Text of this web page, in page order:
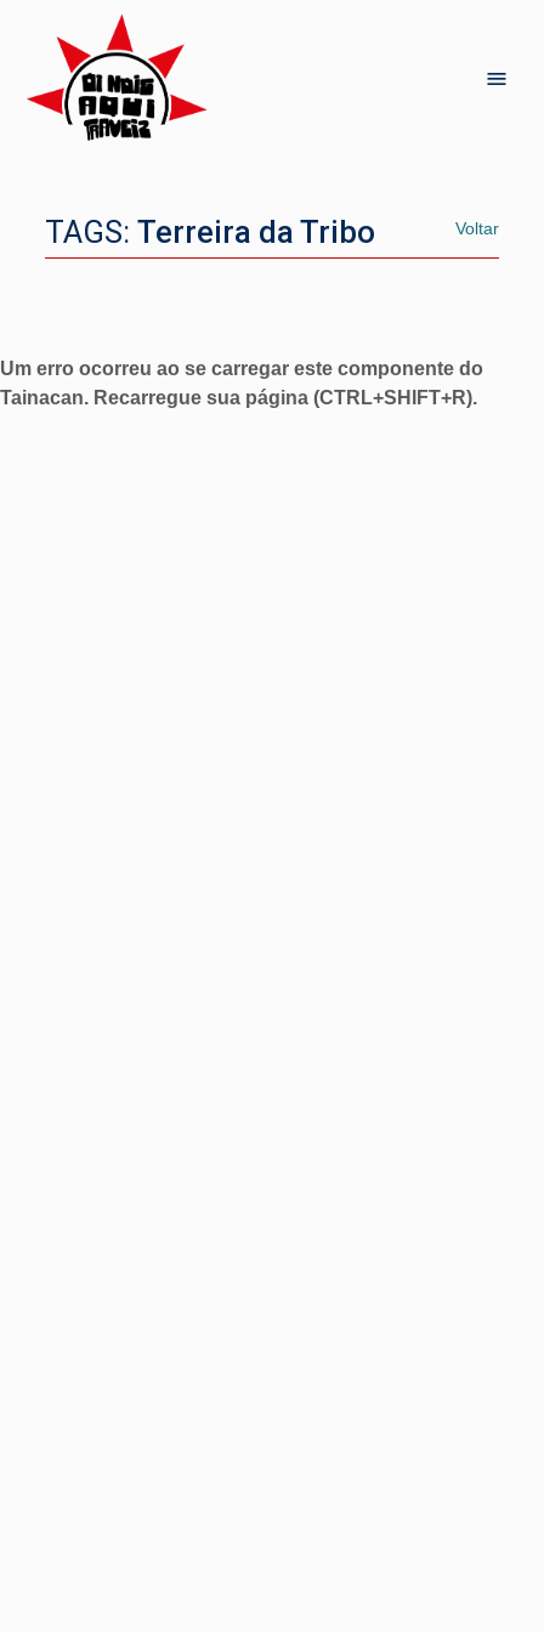
TAGS:Terreira da Tribo Voltar
Um erro ocorreu ao se carregar este componente do
Tainacan. Recarregue sua página (CTRL+SHIFT+R).